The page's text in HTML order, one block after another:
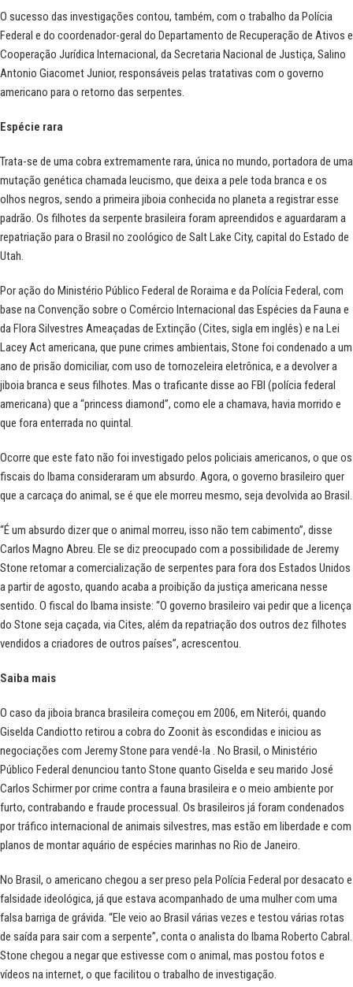
O sucesso das investigações contou, também, com o trabalho da Polícia
Federal e do coordenador-geral do Departamento de Recuperação de Ativos e
Cooperação Jurídica Internacional, da Secretaria Nacional de Justiça, Salino
Antonio Giacomet Junior, responsáveis pelas tratativas com o governo
americano para o retorno das serpentes.
Espécie rara
Trata-se de uma cobra extremamente rara, única no mundo, portadora de uma
mutação genética chamada leucismo, que deixa a pele toda branca e os
olhos negros, sendo a primeira jiboia conhecida no planeta a registrar esse
padrão. Os filhotes da serpente brasileira foram apreendidos e aguardaram a
repatriação para o Brasil no zoológico de Salt Lake City, capital do Estado de
Utah.
Por ação do Ministério Público Federal de Roraima e da Polícia Federal, com
base na Convenção sobre o Comércio Internacional das Espécies da Fauna e
da Flora Silvestres Ameaçadas de Extinção (Cites, sigla em inglês) e na Lei
Lacey Act americana, que pune crimes ambientais, Stone foi condenado a um
ano de prisão domiciliar, com uso de tornozeleira eletrônica, e a devolver a
jiboia branca e seus filhotes. Mas o traficante disse ao FBI (polícia federal
americana) que a “princess diamond”, como ele a chamava, havia morrido e
que fora enterrada no quintal.
Ocorre que este fato não foi investigado pelos policiais americanos, o que os
fiscais do Ibama consideraram um absurdo. Agora, o governo brasileiro quer
que a carcaça do animal, se é que ele morreu mesmo, seja devolvida ao Brasil.
“É um absurdo dizer que o animal morreu, isso não tem cabimento”, disse
Carlos Magno Abreu. Ele se diz preocupado com a possibilidade de Jeremy
Stone retomar a comercialização de serpentes para fora dos Estados Unidos
a partir de agosto, quando acaba a proibição da justiça americana nesse
sentido. O fiscal do Ibama insiste: “O governo brasileiro vai pedir que a licença
do Stone seja caçada, via Cites, além da repatriação dos outros dez filhotes
vendidos a criadores de outros países”, acrescentou.
Saiba mais
O caso da jiboia branca brasileira começou em 2006, em Niterói, quando
Giselda Candiotto retirou a cobra do Zoonit às escondidas e iniciou as
negociações com Jeremy Stone para vendê-la . No Brasil, o Ministério
Público Federal denunciou tanto Stone quanto Giselda e seu marido José
Carlos Schirmer por crime contra a fauna brasileira e o meio ambiente por
furto, contrabando e fraude processual. Os brasileiros já foram condenados
por tráfico internacional de animais silvestres, mas estão em liberdade e com
planos de montar aquário de espécies marinhas no Rio de Janeiro.
No Brasil, o americano chegou a ser preso pela Polícia Federal por desacato e
falsidade ideológica, já que estava acompanhado de uma mulher com uma
falsa barriga de grávida. “Ele veio ao Brasil várias vezes e testou várias rotas
de saída para sair com a serpente”, conta o analista do Ibama Roberto Cabral.
Stone chegou a negar que estivesse com o animal, mas postou fotos e
vídeos na internet, o que facilitou o trabalho de investigação.